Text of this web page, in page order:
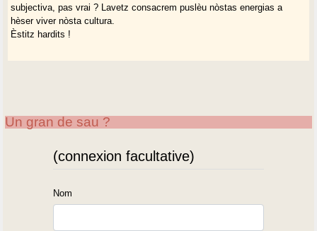
subjectiva, pas vrai ? Lavetz consacrem puslèu nòstas energias a
hèser viver nòsta cultura.
Èstitz hardits !
Un gran de sau ?
(connexion facultative)
Nom